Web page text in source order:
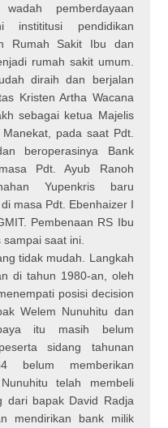
pemberdayaan
instititusi pendidikan
Rumah Sakit Ibu dan
rumah sakit umum.
diraih dan berjalan
Kristen Artha Wacana
sebagai ketua Majelis
pada saat Pdt.
beroperasinya Bank
Pdt. Ayub Ranoh
Yupenkris baru
masa Pdt. Ebenhaizer I
Pembenaan RS Ibu
saat ini.
tidak mudah. Langkah
di tahun 1980-an, oleh
posisi decision
Welem Nunuhitu dan
itu masih belum
sidang tahunan
belum memberikan
telah membeli
dari bapak David Radja
mendirikan bank milik